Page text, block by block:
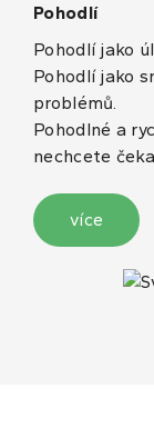
Pohodlí
Pohodlí jako
Pohodlí jako
problémů.
Pohodlné a
nechcete
více